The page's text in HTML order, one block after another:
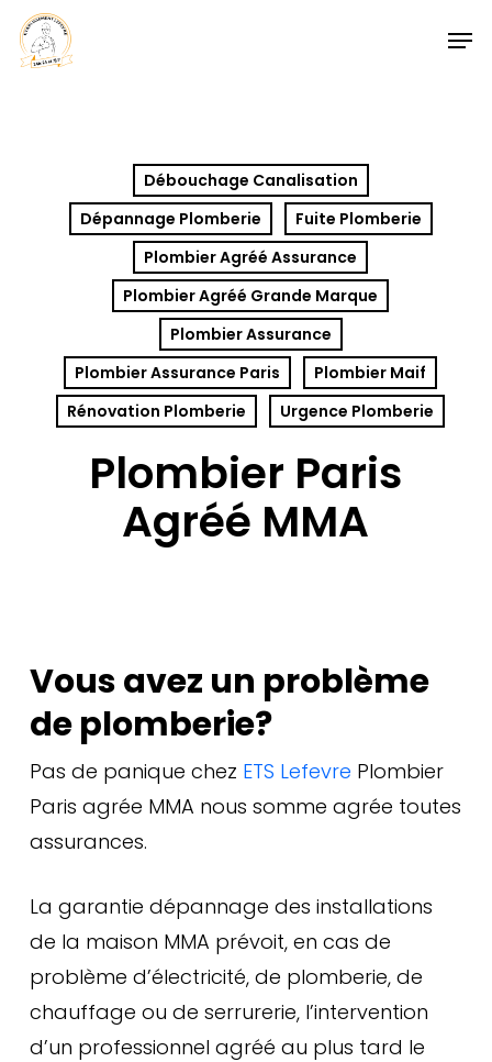
Skip
Débouchage Canalisation
Dépannage Plomberie
Fuite Plomberie
Plombier Agréé Assurance
Plombier Agréé Grande Marque
Plombier Assurance
Plombier Assurance Paris
Plombier Maif
Rénovation Plomberie
Urgence Plomberie
Plombier Paris
Agréé MMA
Vous avez un problème
de plomberie?
Pas de panique chez ETS Lefevre Plombier
Paris agrée MMA nous somme agrée toutes
assurances.
La garantie dépannage des installations
de la maison MMA prévoit, en cas de
problème d’électricité, de plomberie, de
chauffage ou de serrurerie, l’intervention
d’un professionnel agréé au plus tard le